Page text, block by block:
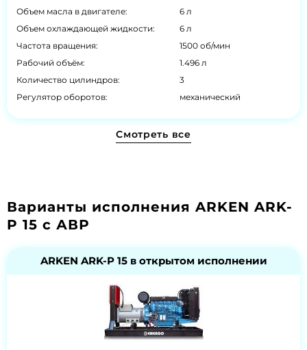
Объем масла в двигателе:
6 л
Объем охлаждающей жидкости:
6 л
Частота вращения:
1500 об/мин
Рабочий объём:
1.496 л
Количество цилиндров:
3
Регулятор оборотов:
механический
Смотреть все
Варианты исполнения ARKEN ARK-
P 15 с АВР
ARKEN ARK-P 15 в открытом исполнении